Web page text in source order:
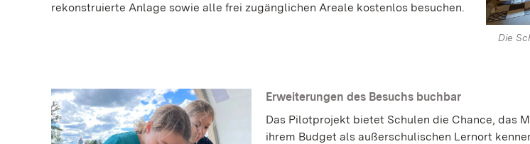
Die
rekonstruierte Anlage sowie alle frei zugänglichen Areale kostenlos besuchen.
Erweiterungen des Besuchs buchbar
Das Pilotprojekt bietet Schulen die Chance, das
ihrem Budget als außerschulischen Lernort